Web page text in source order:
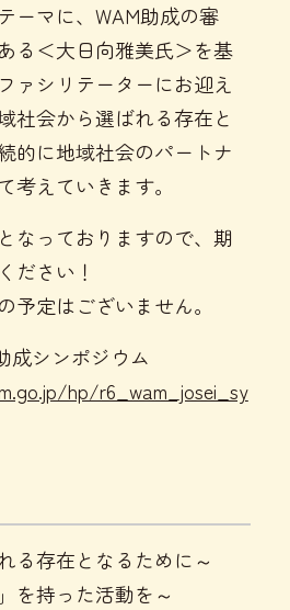
ーマに、WAM助成の審
る＜大日向雅美氏＞を基
ァシリテーターにお迎え
社会から選ばれる存在と
的に地域社会のパートナ
考えていきます。
なっておりますので、期
ださい！
定はございません。
成シンポジウム
hp/r6_wam_josei_sy
る存在となるために～
を持った活動を～